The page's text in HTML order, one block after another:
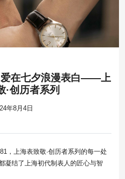
爱在七夕浪漫表白——上
·创历者系列
年8月4日
，上海表致敬·创历者系列的每一处
凝结了上海初代制表人的匠心与智